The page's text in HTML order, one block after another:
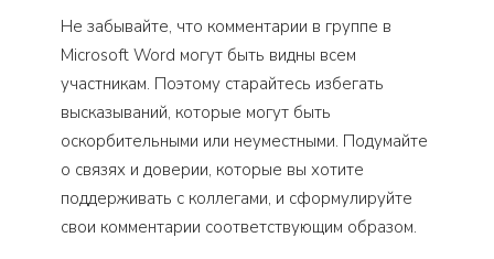
Не забывайте, что комментарии в группе в
Microsoft Word могут быть видны всем
участникам. Поэтому старайтесь избегать
высказываний, которые могут быть
оскорбительными или неуместными. Подумайте
о связях и доверии, которые вы хотите
поддерживать с коллегами, и сформулируйте
свои комментарии соответствующим образом.